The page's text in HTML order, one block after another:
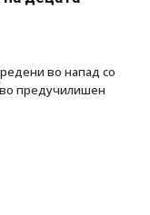
во напад со
предучилишен